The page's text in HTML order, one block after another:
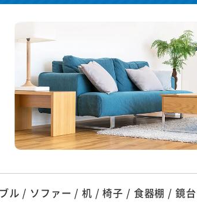
ル / ソファー / 机 / 椅子 / 食器棚 / 鏡